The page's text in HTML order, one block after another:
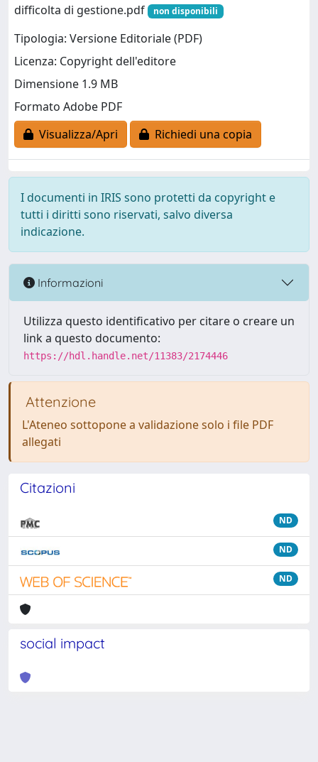
difficolta di gestione.pdf
non disponibili
Tipologia: Versione Editoriale (PDF)
Licenza: Copyright dell'editore
Dimensione 1.9 MB
Formato Adobe PDF
Visualizza/Apri
Richiedi una copia
I documenti in IRIS sono protetti da copyright e
tutti i diritti sono riservati, salvo diversa
indicazione.
Informazioni
Utilizza questo identificativo per citare o creare un
link a questo documento:
https://hdl.handle.net/11383/2174446
Attenzione
L'Ateneo sottopone a validazione solo i file PDF
allegati
Citazioni
ND
ND
ND
social impact